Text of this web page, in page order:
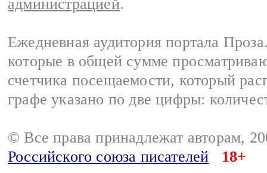
администрацией.
Ежедневная аудитория портала
которые в общей сумме
счетчика посещаемости, который
графе указано по две цифры:
© Все права принадлежат авторам,
Российского союза писателей
18+